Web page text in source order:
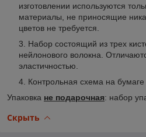
изготовлении используются
материалы, не приносящие
цветов не требуется.
Набор состоящий из трех
нейлонового волокна.
эластичностью.
Контрольная схема на
Упаковка не подарочная: набор
Скрыть